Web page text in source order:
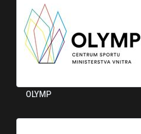
OLYMP